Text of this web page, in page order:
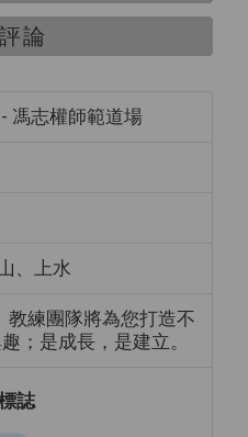
論
馮志權師範道場
、上水
教練團隊將為您打造不
；是成長，是建立。
誌